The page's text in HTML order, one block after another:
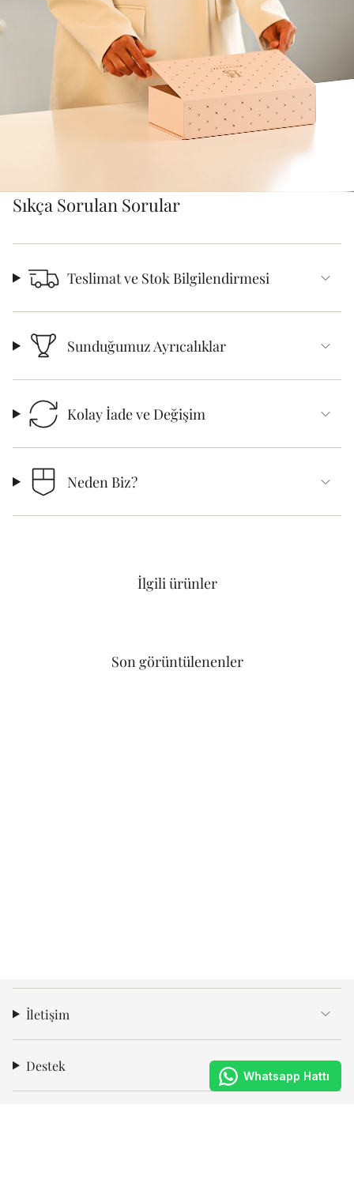
Sıkça Sorulan Sorular
Teslimat ve Stok Bilgilendirmesi
Sunduğumuz Ayrıcalıklar
Kolay İade ve Değişim
Neden Biz?
İlgili ürünler
Son görüntülenenler
İletişim
Destek
Whatsapp Hattı